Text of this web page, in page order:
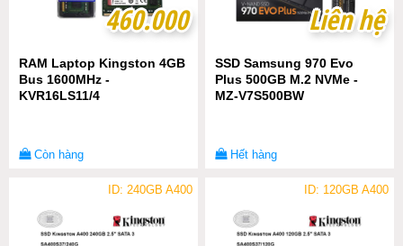
460.000
460.000
RAM Laptop Kingston 4GB
Bus 1600MHz -
KVR16LS11/4
Còn hàng
Liên hệ
Liên hệ
SSD Samsung 970 Evo
Plus 500GB M.2 NVMe -
MZ-V7S500BW
Hết hàng
ID: 240GB A400 ID: 120GB A400